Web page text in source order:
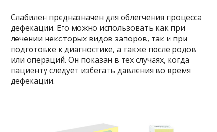
Слабилен предназначен для облегчения процесса
дефекации. Его можно использовать как при
лечении некоторых видов запоров, так и при
подготовке к диагностике, а также после родов
или операций. Он показан в тех случаях, когда
пациенту следует избегать давления во время
дефекации.